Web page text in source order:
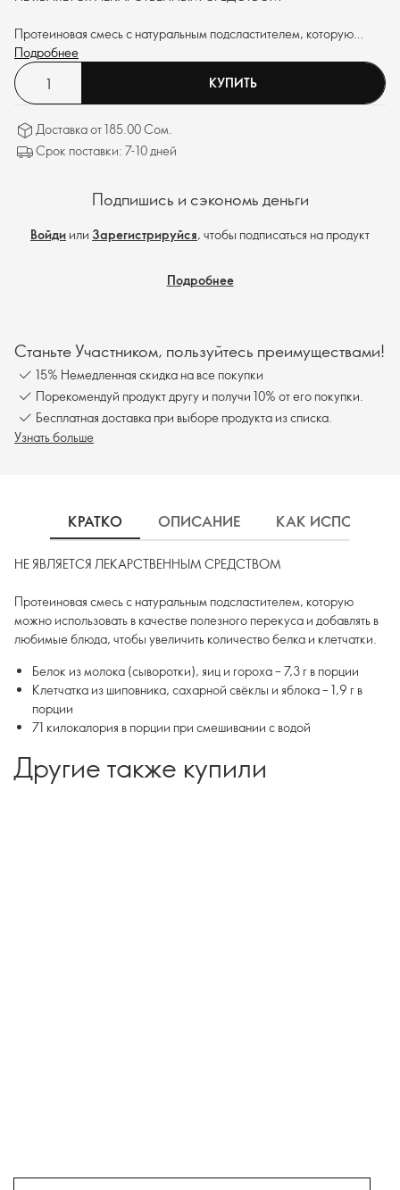
Протеиновая смесь с натуральным подсластителем, которую
можно использовать в качестве полезного перекуса и добавлять в
любимые блюда, чтобы увеличить количество белка и клетчатки.
Подробнее
КУПИТЬ
Доставка от 185.00 Сом.
Срок поставки: 7-10 дней
Подпишись и сэкономь деньги
Войди или Зарегистрируйся, чтобы подписаться на продукт
Подробнее
Станьте Участником, пользуйтесь преимуществами!
15% Немедленная скидка на все покупки
Порекомендуй продукт другу и получи 10% от его покупки.
Бесплатная доставка при выборе продукта из списка.
Узнать больше
КРАТКО ОПИСАНИЕ КАК
НЕ ЯВЛЯЕТСЯ ЛЕКАРСТВЕННЫМ СРЕДСТВОМ
Протеиновая смесь с натуральным подсластителем, которую
можно использовать в качестве полезного перекуса и добавлять в
любимые блюда, чтобы увеличить количество белка и клетчатки.
Белок из молока (сыворотки), яиц и гороха – 7,3 г в порции
Клетчатка из шиповника, сахарной свёклы и яблока – 1,9 г в
порции
71 килокалория в порции при смешивании с водой
Другие также купили